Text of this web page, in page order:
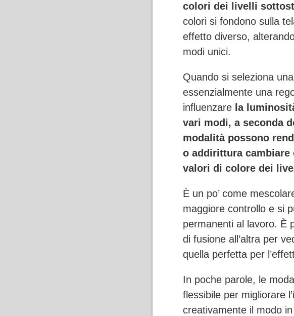
colori dei livelli
colori si fondono sulla
effetto diverso,
modi unici.
Quando si seleziona
essenzialmente una
influenzare la
vari modi, a seconda
modalità possono
o addirittura
valori di colore dei
È un po’ come
maggiore controllo e si
permanenti al lavoro. È
di fusione all’altra per
quella perfetta per
In poche parole, le
flessibile per migliorare
creativamente il modo